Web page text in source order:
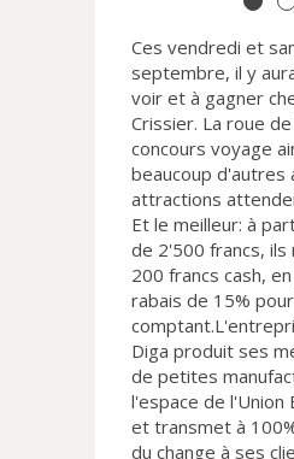
Ces vendredi et
septembre, il y
voir et à gagner
Crissier. La roue
concours voyage
beaucoup d'autres
attractions
Et le meilleur: à
de 2'500 francs,
200 francs cash,
rabais de 15%
Diga produit ses
de petites
l'espace de l'Union
et transmet à
du change à ses